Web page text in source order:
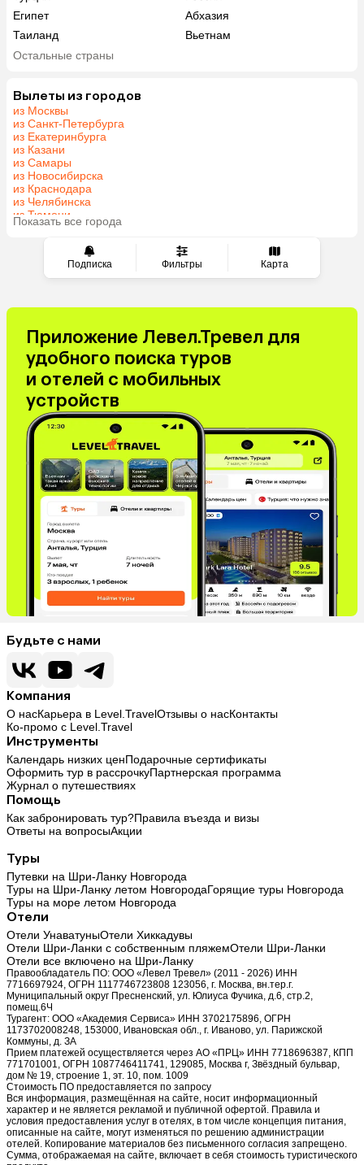
Подписка Фильтры Карта
Египет
Абхазия
Таиланд
Вьетнам
ОАЭ
Беларусь
Шри-Ланка
Азербайджан
Катар
Гонконг
Таджикистан
Остальные страны
Вылеты из городов
из Москвы
из Санкт-Петербурга
из Екатеринбурга
из Казани
из Самары
из Новосибирска
из Краснодара
из Челябинска
из Тюмени
из Минеральных Вод
Показать все города
Приложение Левел.Тревел для
удобного поиска туров
и отелей с мобильных
устройств
Будьте с нами
Компания
О насКарьера в Level.TravelОтзывы о насКонтакты
Ко-промо с Level.Travel
Инструменты
Календарь низких ценПодарочные сертификаты
Оформить тур в рассрочкуПартнерская программа
Журнал о путешествиях
Помощь
Как забронировать тур?Правила въезда и визы
Ответы на вопросыАкции
Туры
Путевки на Шри-Ланку Новгорода
Туры на Шри-Ланку летом НовгородаГорящие туры Новгорода
Туры на море летом Новгорода
Отели
Отели УнаватуныОтели Хиккадувы
Отели Шри-Ланки с собственным пляжемОтели Шри-Ланки
Отели все включено на Шри-Ланку
Правообладатель ПО: ООО «Левел Тревел» (2011 - 2026) ИНН
7716697924, ОГРН 1117746723808 123056, г. Москва, вн.тер.г.
Муниципальный округ Пресненский, ул. Юлиуса Фучика, д.6, стр.2,
помещ.6Ч
Турагент: ООО «Академия Сервиса» ИНН 3702175896, ОГРН
1173702008248, 153000, Ивановская обл., г. Иваново, ул. Парижской
Коммуны, д. ЗА
Прием платежей осуществляется через АО «ПРЦ» ИНН 7718696387, КПП
771701001, ОГРН 1087746411741, 129085, Москва г, Звёздный бульвар,
дом № 19, строение 1, эт. 10, пом. 1009
Стоимость ПО предоставляется по запросу
Вся информация, размещённая на сайте, носит информационный
характер и не является рекламой и публичной офертой. Правила и
условия предоставления услуг в отелях, в том числе концепция питания,
описанные на сайте, могут изменяться по решению администрации
отелей. Копирование материалов без письменного согласия запрещено.
Сумма, отображаемая на сайте, включает в себя стоимость туристического